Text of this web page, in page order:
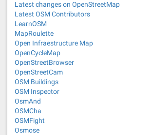
Latest changes on OpenStreetMap
Latest OSM Contributors
LearnOSM
MapRoulette
Open Infraestructure Map
OpenCycleMap
OpenStreetBrowser
OpenStreetCam
OSM Buildings
OSM Inspector
OsmAnd
OSMCha
OSMFight
Osmose